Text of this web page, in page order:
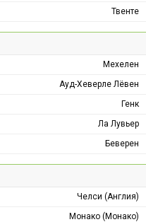
Твенте
Мехелен
Ауд-Хеверле Лёвен
Генк
Ла Лувьер
Беверен
Челси (Англия)
Монако (Монако)